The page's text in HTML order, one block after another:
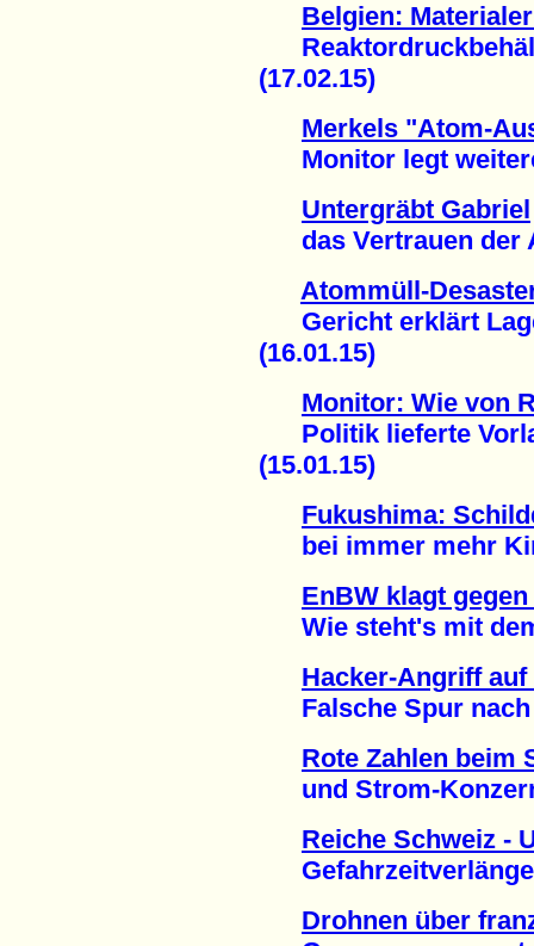
Belgien:
(17.02.15)
Merkels "Atom-
Monitor legt
Untergräbt Gabriel
das Vertrauen der
Atommüll-
Gericht erklärt
(16.01.15)
Monitor: Wie von
Politik lieferte
(15.01.15)
Fukushima:
bei immer mehr
EnBW klagt
Wie steht's mit
Hacker-Angriff
Falsche Spur nach
Rote Zahlen beim
und Strom-
Reiche Schweiz -
Drohnen über